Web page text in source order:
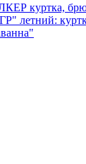
куртка,
летний: